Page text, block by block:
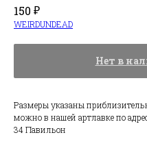
150 ₽
WEIRDUNDEAD
Нет в
Размеры указаны
можно в нашей артлавке по
34 Павильон